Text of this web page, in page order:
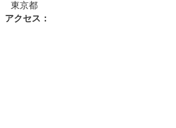
東京都
アクセス：